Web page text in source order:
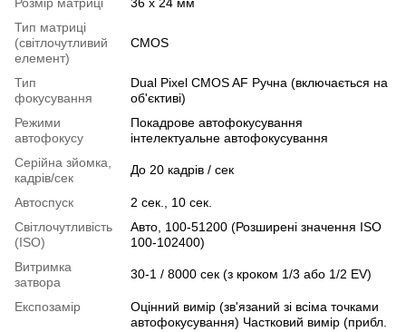
Тип матриці
(світлочутливий
елемент)
CMOS
Тип
фокусування
Dual Pixel CMOS AF Ручна (включається на
об'єктиві)
Режими
автофокусу
Покадрове автофокусування
інтелектуальне автофокусування
Серійна зйомка,
кадрів/сек
До 20 кадрів / сек
Автоспуск
2 сек., 10 сек.
Світлочутливість
(ISO)
Авто, 100-51200 (Розширені значення ISO
100-102400)
Витримка
затвора
30-1 / 8000 сек (з кроком 1/3 або 1/2 EV)
Експозамір
Оцінний вимір (зв'язаний зі всіма точками
автофокусування) Частковий вимір (прибл.